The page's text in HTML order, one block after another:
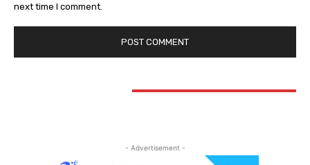
next time I comment.
- Advertisement -